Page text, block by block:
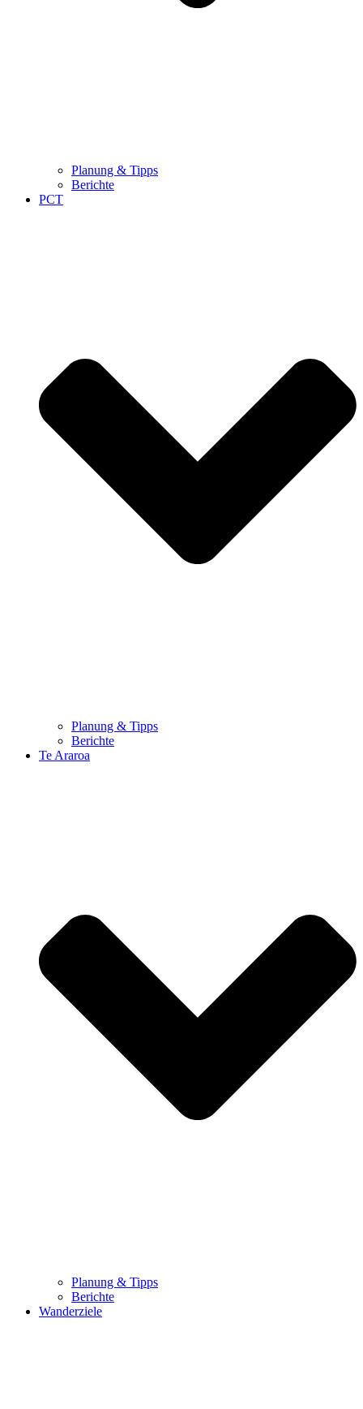
Planung & Tipps
Berichte
PCT
Planung & Tipps
Berichte
Te Araroa
Planung & Tipps
Berichte
Wanderziele